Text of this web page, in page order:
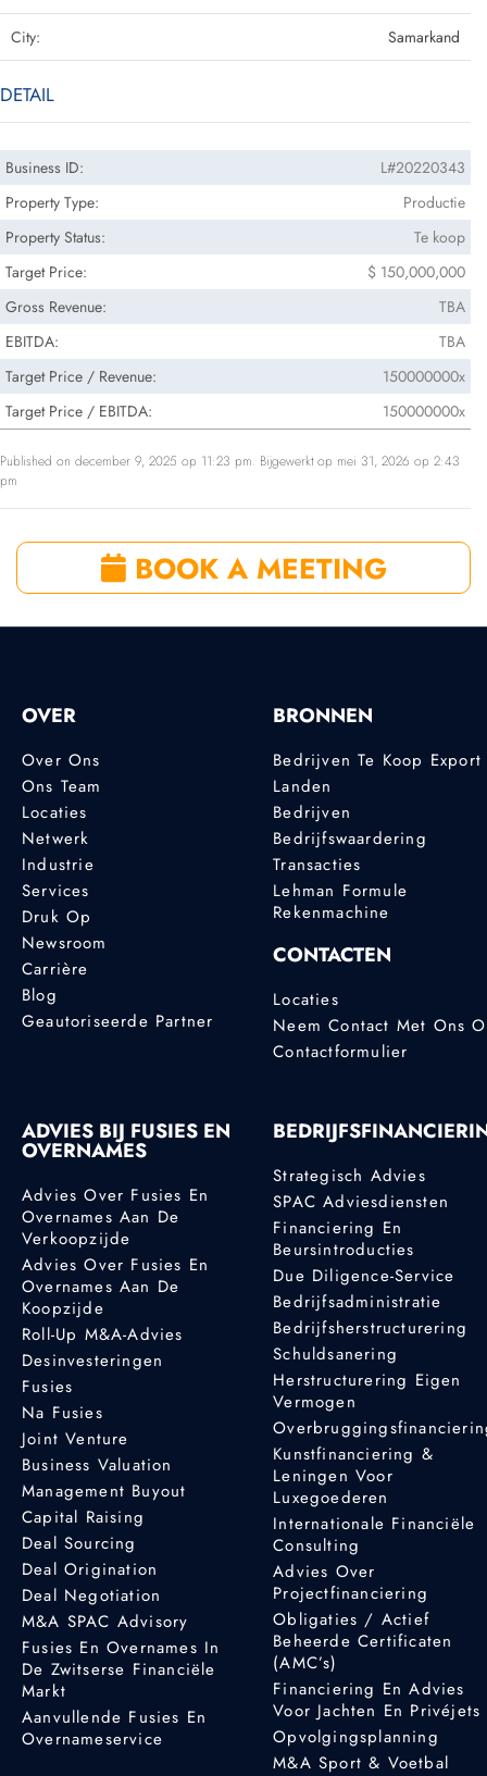
City: Samarkand
DETAIL
Business ID:
L#20220343
Property Type:
Productie
Property Status:
Te koop
Target Price:
$ 150,000,000
Gross Revenue:
TBA
EBITDA:
TBA
Target Price / Revenue:
150000000x
Target Price / EBITDA:
150000000x
Published on december 9, 2025 op 11:23 pm. Bijgewerkt op mei 31, 2026 op 2:43
pm
BOOK A MEETING
OVER
Over Ons
Ons Team
Locaties
Netwerk
Industrie
Services
Druk Op
Newsroom
Carrière
Blog
Geautoriseerde Partner
BRONNEN
Bedrijven Te Koop Export
Landen
Bedrijven
Bedrijfswaardering
Transacties
Lehman Formule
Rekenmachine
CONTACTEN
Locaties
Neem Contact Met Ons
Contactformulier
ADVIES BIJ FUSIES EN
OVERNAMES
Advies Over Fusies En
Overnames Aan De
Verkoopzijde
Advies Over Fusies En
Overnames Aan De
Koopzijde
Roll-Up M&A-Advies
Desinvesteringen
Fusies
Na Fusies
Joint Venture
Business Valuation
Management Buyout
Capital Raising
Deal Sourcing
Deal Origination
Deal Negotiation
M&A SPAC Advisory
Fusies En Overnames In
De Zwitserse Financiële
Markt
Aanvullende Fusies En
Overnameservice
Strategisch Advies
SPAC Adviesdiensten
Financiering En
Beursintroducties
Due Diligence-Service
Bedrijfsadministratie
Bedrijfsherstructurering
Schuldsanering
Herstructurering Eigen
Vermogen
Kunstfinanciering &
Leningen Voor
Luxegoederen
Internationale Financiële
Consulting
Advies Over
Projectfinanciering
Obligaties / Actief
Beheerde Certificaten
(AMC’s)
Financiering En Advies
Voor Jachten En Privéjets
Opvolgingsplanning
M&A Sport & Voetbal